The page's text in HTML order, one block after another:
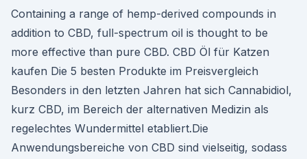
Containing a range of hemp-derived compounds in
addition to CBD, full-spectrum oil is thought to be
more effective than pure CBD. CBD Öl für Katzen
kaufen Die 5 besten Produkte im Preisvergleich
Besonders in den letzten Jahren hat sich Cannabidiol,
kurz CBD, im Bereich der alternativen Medizin als
regelechtes Wundermittel etabliert.Die
Anwendungsbereiche von CBD sind vielseitig, sodass